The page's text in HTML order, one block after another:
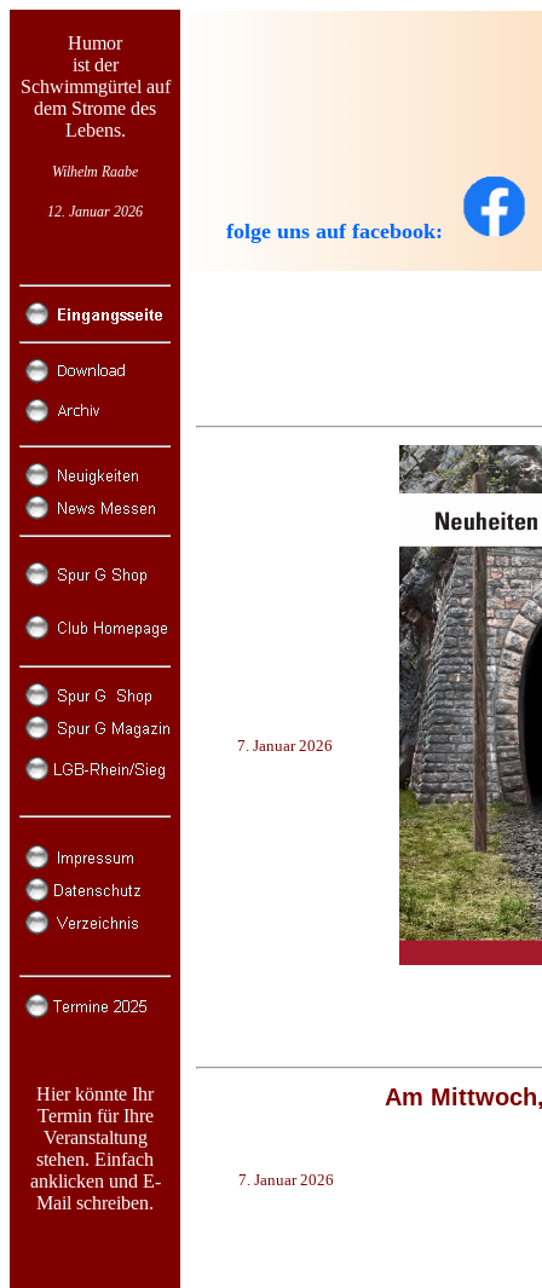
Humor
ist der
Schwimmgürtel auf
dem Strome des
Lebens.
Wilhelm Raabe
12. Januar 2026
folge uns auf facebook:
Hier könnte Ihr
Termin für Ihre
Veranstaltung
stehen. Einfach
anklicken und E-
Mail schreiben.
7. Januar 2026
7. Januar 2026
Am